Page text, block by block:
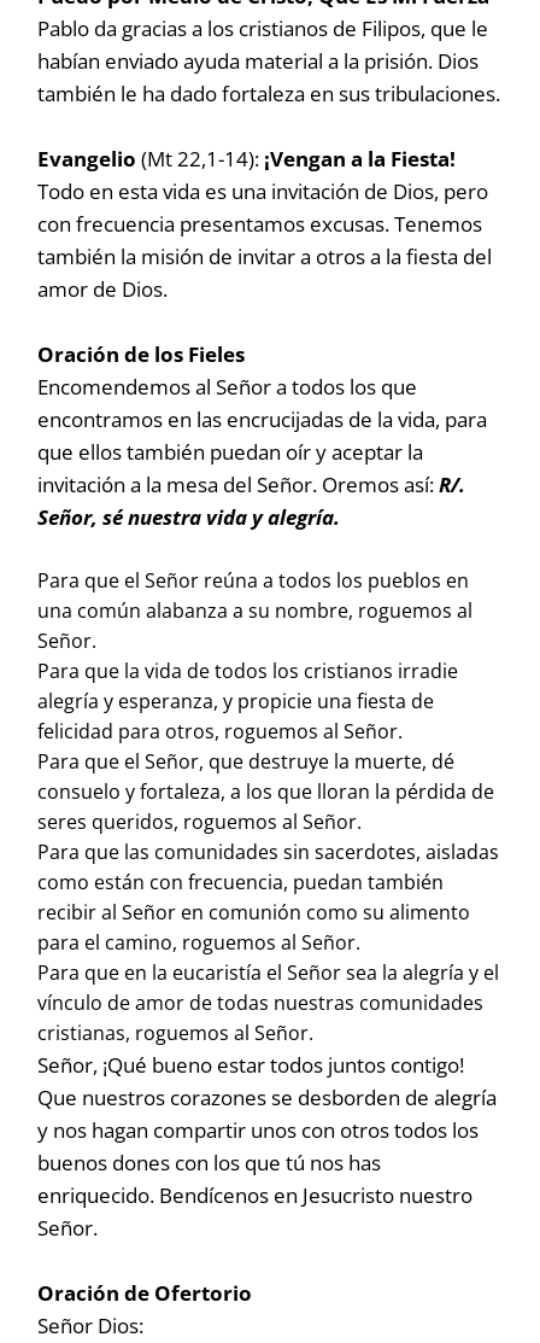
Pablo da gracias a los cristianos de Filipos, que le
habían enviado ayuda material a la prisión. Dios
también le ha dado fortaleza en sus tribulaciones.
Evangelio(Mt 22,1-14): ¡Vengan a la Fiesta!
Todo en esta vida es una invitación de Dios, pero
con frecuencia presentamos excusas. Tenemos
también la misión de invitar a otros a la fiesta del
amor de Dios.
Oración de los Fieles
Encomendemos al Señor a todos los que
encontramos en las encrucijadas de la vida, para
que ellos también puedan oír y aceptar la
invitación a la mesa del Señor. Oremos así:R/.
Señor, sé nuestra vida y alegría.
Para que el Señor reúna a todos los pueblos en
una común alabanza a su nombre, roguemos al
Señor.
Para que la vida de todos los cristianos irradie
alegría y esperanza, y propicie una fiesta de
felicidad para otros, roguemos al Señor.
Para que el Señor, que destruye la muerte, dé
consuelo y fortaleza, a los que lloran la pérdida de
seres queridos, roguemos al Señor.
Para que las comunidades sin sacerdotes, aisladas
como están con frecuencia, puedan también
recibir al Señor en comunión como su alimento
para el camino, roguemos al Señor.
Para que en la eucaristía el Señor sea la alegría y el
vínculo de amor de todas nuestras comunidades
cristianas, roguemos al Señor.
Señor, ¡Qué bueno estar todos juntos contigo!
Que nuestros corazones se desborden de alegría
y nos hagan compartir unos con otros todos los
buenos dones con los que tú nos has
enriquecido. Bendícenos en Jesucristo nuestro
Señor.
Oración de Ofertorio
Señor Dios: